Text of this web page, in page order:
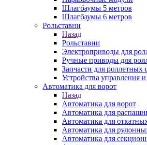
Шлагбаумы 5 метров
Шлагбаумы 6 метров
Рольставни
Назад
Рольставни
Электроприводы для
Ручные приводы для
Запчасти для роллетных
Устройства управления
Автоматика для ворот
Назад
Автоматика для ворот
Автоматика для
Автоматика для
Автоматика для
Автоматика для